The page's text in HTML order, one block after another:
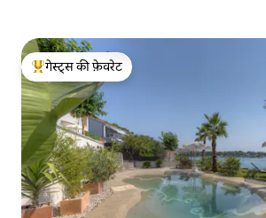
गेस्ट्स का टॉप फ़ेवरेट
गेस्ट्स की फ़ेवरेट